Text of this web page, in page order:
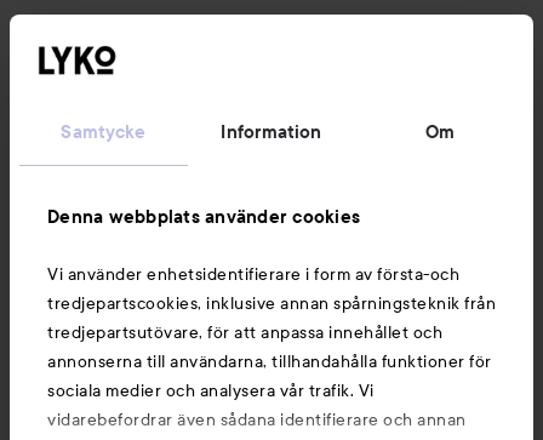
Samtycke Information Om
Denna webbplats använder cookies
Vi använder enhetsidentifierare i form av första-och
tredjepartscookies, inklusive annan spårningsteknik från
tredjepartsutövare, för att anpassa innehållet och
annonserna till användarna, tillhandahålla funktioner för
sociala medier och analysera vår trafik. Vi
vidarebefordrar även sådana identifierare och annan